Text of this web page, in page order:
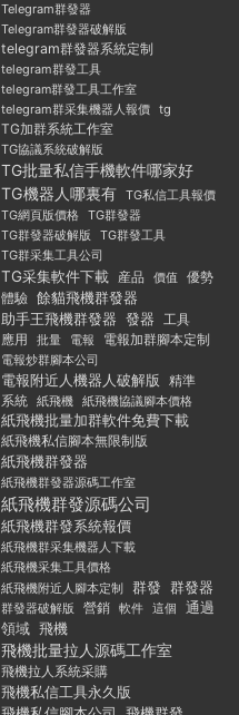
Telegram群發器
Telegram群發器破解版
telegram群發器系統定制
telegram群發工具
telegram群發工具工作室
telegram群采集機器人報價 tg
TG加群系統工作室
TG協議系統破解版
TG批量私信手機軟件哪家好
TG機器人哪裏有 TG私信工具報價
TG網頁版價格
TG群發器
TG群發器破解版
TG群發工具
TG群采集工具公司
TG采集軟件下載 産品 價值 優勢
體驗 餘貓飛機群發器
助手王飛機群發器 發器 工具
應用
批量 電報 電報加群腳本定制
電報炒群腳本公司
電報附近人機器人破解版 精準
系統 紙飛機 紙飛機協議腳本價格
紙飛機批量加群軟件免費下載
紙飛機私信腳本無限制版
紙飛機群發器
紙飛機群發器源碼工作室
紙飛機群發源碼公司
紙飛機群發系統報價
紙飛機群采集機器人下載
紙飛機采集工具價格
紙飛機附近人腳本定制
群發 群發器
群發器破解版 營銷 軟件 這個
通過
領域 飛機
飛機批量拉人源碼工作室
飛機拉人系統采購
飛機私信工具永久版